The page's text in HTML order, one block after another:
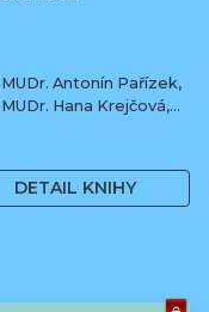
Antonín Pařízek,
MUDr. Hana Krejčová,
DETAIL KNIHY